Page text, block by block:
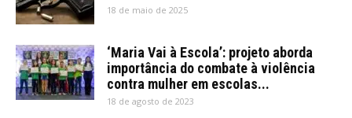
18 de maio de 2025
‘Maria Vai à Escola’: projeto aborda
importância do combate à violência
contra mulher em escolas...
18 de agosto de 2023